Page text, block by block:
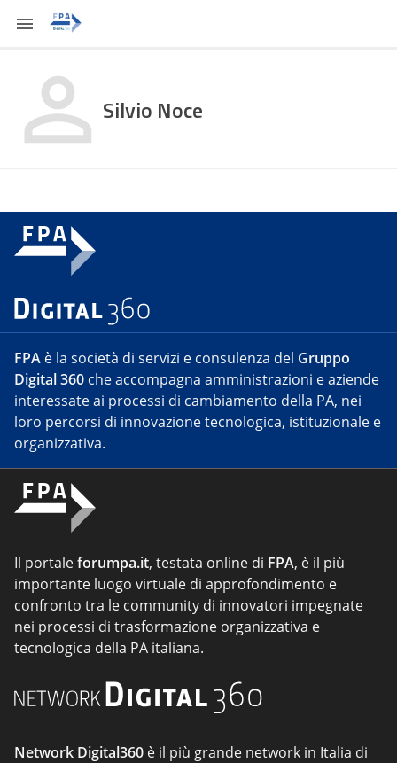
Silvio Noce
FPA è la società di servizi e consulenza del Gruppo
Digital 360 che accompagna amministrazioni e aziende
interessate ai processi di cambiamento della PA, nei
loro percorsi di innovazione tecnologica, istituzionale e
organizzativa.
Il portaleforumpa.it, testata online di FPA, è il più
importante luogo virtuale di approfondimento e
confronto tra le community di innovatori impegnate
nei processi di trasformazione organizzativa e
tecnologica della PA italiana.
Network Digital360 è il più grande network in Italia di